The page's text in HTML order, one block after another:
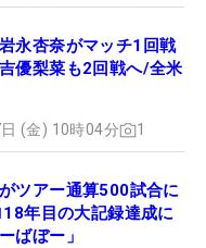
永杏奈がマッチ1回戦
優梨菜も2回戦へ/全米
(金) 10時04分 1
ツアー通算500試合に
年目の大記録達成に
ばぼー」